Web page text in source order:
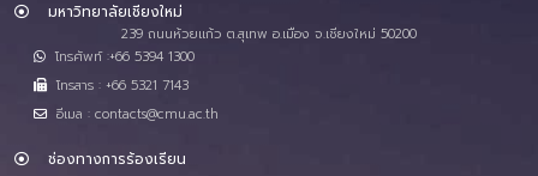
มหาวิทยาลัยเชียงใหม่
239 ถนนห้วยแก้ว ต.สุเทพ อ.เมือง จ.เชียงใหม่ 50200
โทรศัพท์ :+66 5394 1300
โทรสาร : +66 5321 7143
อีเมล : contacts@cmu.ac.th
ช่องทางการร้องเรียน